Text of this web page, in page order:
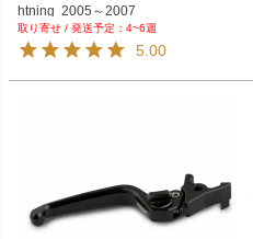
htning  2005～2007
フレームスライダー
4~6週
5.00